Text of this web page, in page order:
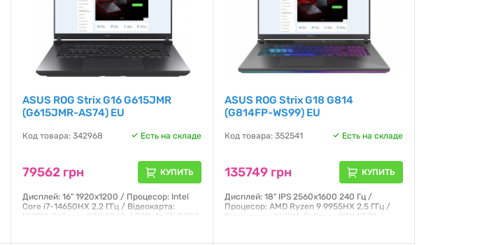
ASUS ROG Strix G16 G615JMR
(G615JMR-AS74) EU
Код товара: 342968 Есть на складе
79562 грн КУПИТЬ
Дисплей: 16" 1920x1200 / Процесор: Intel
Core i7-14650HX 2,2 ГГц / Відеокарта:
NVIDIA GeForce RTX 5060 / ОЗП: 16 ГБ DDR5
ASUS ROG Strix G18 G814
(G814FP-WS99) EU
Код товара: 352541 Есть на складе
135749 грн КУПИТЬ
Дисплей: 18" IPS 2560x1600 240 Гц /
Процесор: AMD Ryzen 9 9955HX 2,5 ГГц /
Відеокарта: NVIDIA GeForce RTX 5070 /